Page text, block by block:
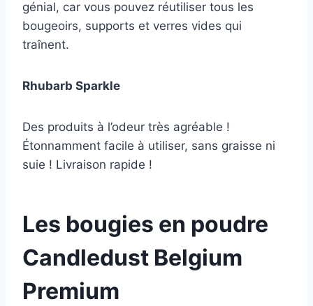
génial, car vous pouvez réutiliser tous les
bougeoirs, supports et verres vides qui
traînent.
Rhubarb Sparkle
Des produits à l’odeur très agréable !
Étonnamment facile à utiliser, sans graisse ni
suie ! Livraison rapide !
Les bougies en poudre
Candledust Belgium
Premium